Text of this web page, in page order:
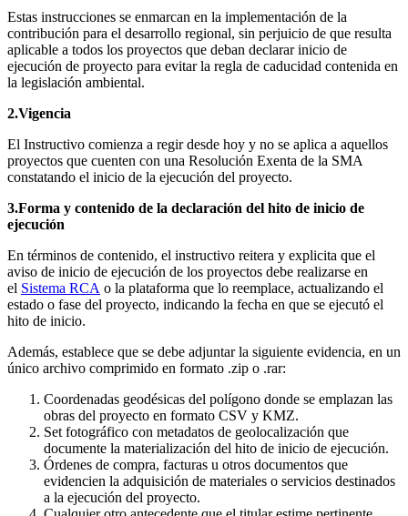
Estas instrucciones se enmarcan en la implementación de la
contribución para el desarrollo regional, sin perjuicio de que resulta
aplicable a todos los proyectos que deban declarar inicio de
ejecución de proyecto para evitar la regla de caducidad contenida en
la legislación ambiental.
2.Vigencia
El Instructivo comienza a regir desde hoy y no se aplica a aquellos
proyectos que cuenten con una Resolución Exenta de la SMA
constatando el inicio de la ejecución del proyecto.
3.Forma y contenido de la declaración del hito de inicio de
ejecución
En términos de contenido, el instructivo reitera y explicita que el
aviso de inicio de ejecución de los proyectos debe realizarse en
el Sistema RCA o la plataforma que lo reemplace, actualizando el
estado o fase del proyecto, indicando la fecha en que se ejecutó el
hito de inicio.
Además, establece que se debe adjuntar la siguiente evidencia, en un
único archivo comprimido en formato .zip o .rar:
Coordenadas geodésicas del polígono donde se emplazan las
obras del proyecto en formato CSV y KMZ.
Set fotográfico con metadatos de geolocalización que
documente la materialización del hito de inicio de ejecución.
Órdenes de compra, facturas u otros documentos que
evidencien la adquisición de materiales o servicios destinados
a la ejecución del proyecto.